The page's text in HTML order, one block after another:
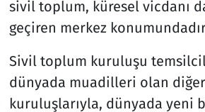
sivil toplum, küresel vicdanı
geçiren merkez
Sivil toplum kuruluşu
dünyada muadilleri olan
kuruluşlarıyla, dünyada yeni